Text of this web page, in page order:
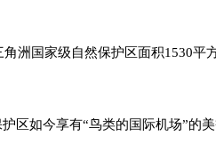
洲国家级自然保护区面积1530
区如今享有“鸟类的国际机场”